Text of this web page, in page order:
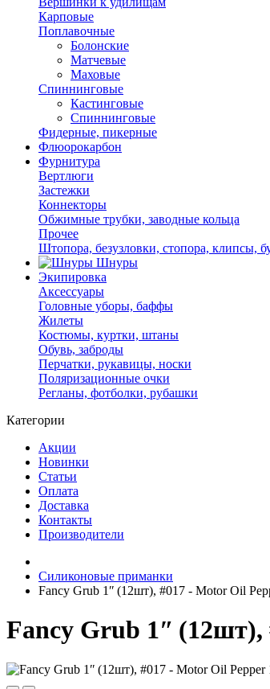
Карповые
Поплавочные
Болонские
Матчевые
Маховые
Спиннинговые
Кастинговые
Спиннинговые
Фидерные, пикерные
Флюорокарбон
Фурнитура
Вертлюги
Застежки
Коннекторы
Обжимные трубки, заводные кольца
Прочее
Штопора, безузловки, стопора, клипсы,
Шнуры
Экипировка
Аксессуары
Головные уборы, баффы
Жилеты
Костюмы, куртки, штаны
Обувь, заброды
Перчатки, рукавицы, носки
Поляризационные очки
Регланы, фотболки, рубашки
Категории
Акции
Новинки
Статьи
Оплата
Доставка
Контакты
Производители
Силиконовые приманки
Fancy Grub 1ʺ (12шт), #017 - Motor Oil
Fancy Grub 1ʺ (12шт),